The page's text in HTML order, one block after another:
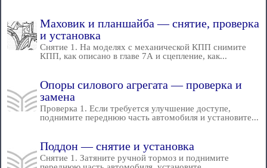
Маховик и планшайба — снятие, проверка
и установка
Снятие 1. На моделях с механической КПП снимите
КПП, как описано в главе 7А и сцепление, как...
Опоры силового агрегата — проверка и
замена
Проверка 1. Если требуется улучшение доступе,
поднимите переднюю часть автомобиля и установите...
Поддон — снятие и установка
Снятие 1. Затяните ручной тормоз и поднимите